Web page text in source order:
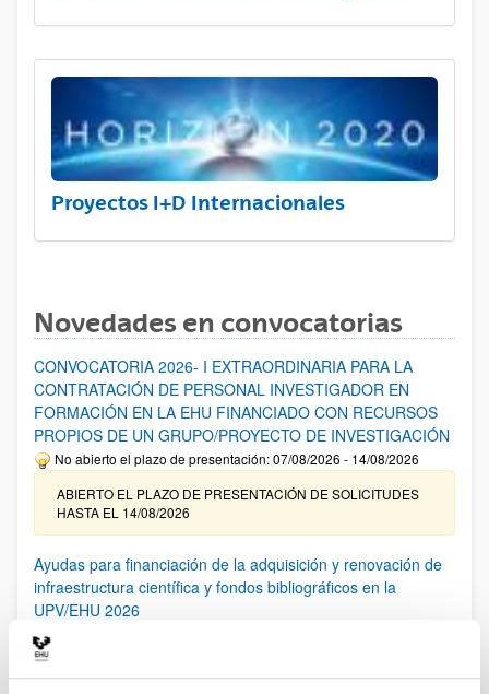
Proyectos I+D Internacionales
Novedades en convocatorias
CONVOCATORIA 2026- I EXTRAORDINARIA PARA LA
CONTRATACIÓN DE PERSONAL INVESTIGADOR EN
FORMACIÓN EN LA EHU FINANCIADO CON RECURSOS
PROPIOS DE UN GRUPO/PROYECTO DE INVESTIGACIÓN
No abierto el plazo de presentación: 07/08/2026 - 14/08/2026
ABIERTO EL PLAZO DE PRESENTACIÓN DE SOLICITUDES
HASTA EL 14/08/2026
Ayudas para financiación de la adquisición y renovación de
infraestructura científica y fondos bibliográficos en la
UPV/EHU 2026